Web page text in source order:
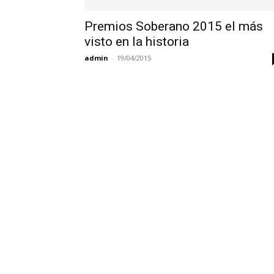
Premios Soberano 2015 el más
visto en la historia
admin - 19/04/2015